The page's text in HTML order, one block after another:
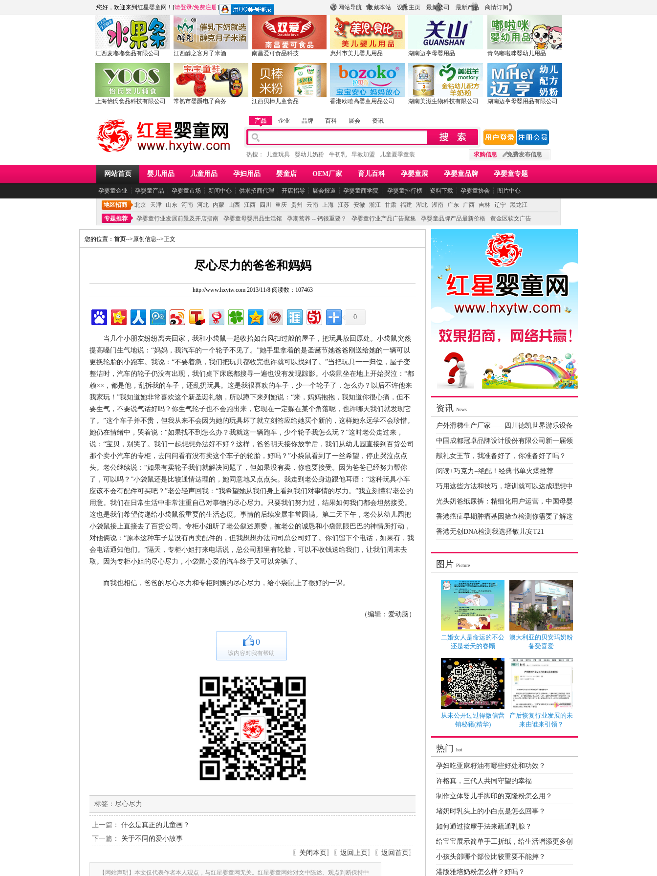
网站导航 收藏本站 设为主页 最新公司 最新产品 商情订阅
您好，欢迎来到 红星婴童网 ！[请登录/免费注册]
江西麦嘟嘟食品有限公司 江西醇之客月子米酒 南昌爱可食品科技 惠州市美儿婴儿用品 湖南迈亨母婴用品 青岛嘟啦咪婴幼儿用品
上海怡氏食品科技有限公司 常熟市婴爵电子商务 江西贝棒儿童食品 香港欧嘻高婴童用品公司 湖南美滋生物科技有限公司 湖南迈亨母婴用品有限公司
产品 企业 品牌 百科 展会 资讯
求购信息 免费发布信息
热搜： 儿童玩具 婴幼儿奶粉 牛初乳 早教加盟 儿童夏季童装
网站首页 婴儿用品 儿童用品 孕妇用品 婴童店 OEM厂家 育儿百科 孕婴童展 孕婴童品牌 孕婴童专题
孕婴童企业 ┆ 孕婴童产品 ┆ 孕婴童市场 ┆ 新闻中心 ┆ 供求招商代理 ┆ 开店指导 ┆ 展会报道 ┆ 孕婴童商学院 ┆ 孕婴童排行榜 ┆ 资料下载 ┆ 孕婴童协会 ┆ 图片中心
地区招商 北京 天津 山东 河南 河北 内蒙 山西 江西 四川 重庆 贵州 云南 上海 江苏 安徽 浙江 甘肃 福建 湖北 湖南 广东 广西 吉林 辽宁 黑龙江
专题推荐
孕婴童行业发展前景及开店指南 孕婴童母婴用品生活馆 孕期营养 -- 钙很重要？ 孕婴童行业产品广告聚集 孕婴童品牌产品最新价格 黄金区软文广告
您的位置： 首页-->原创信息-->正文
尽心尽力的爸爸和妈妈
http://www.hxytw.com 2013/11/8 阅读数：107463
0
当几个小朋友纷纷离去回家，我和小袋鼠一起收拾如台风扫过般的屋子，把玩具放回原处。小袋鼠突然
提高嗓门生气地说：“妈妈，我汽车的一个轮子不见了。”她手里拿着的是圣诞节她爸爸刚送给她的一辆可以
更换轮胎的小跑车。我说：“不要着急，我们把玩具都收完也许就可以找到了。”当把玩具一一归位，屋子变
整洁时，汽车的轮子仍没有出现，我们桌下床底都搜寻一遍也没有发现踪影。小袋鼠坐在地上开始哭泣：“都
赖××，都是他，乱拆我的车子，还乱扔玩具。这是我很喜欢的车子，少一个轮子了，怎么办？以后不许他来
我家玩！”我知道她非常喜欢这个新圣诞礼物，所以蹲下来列她说：“来，妈妈抱抱，我知道你很心痛，但不
要生气，不要说气话好吗？你生气轮子也不会跑出来，它现在一定躲在某个角落呢，也许哪天我们就发现它
了。”这个车子并不贵，但我从来不会因为她的玩具坏了就立刻答应给她买个新的，这样她永远学不会珍惜。
她仍在情绪中，哭着说：“如果找不到怎么办？我就这一辆跑车，少个轮子我怎么玩？”这时老公走过来，
说：“宝贝，别哭了。我们一起想想办法好不好？这样，爸爸明天接你放学后，我们从幼儿园直接到百货公司
那个卖小汽车的专柜，去问问看有没有卖这个车子的轮胎，好吗？”小袋鼠看到了一丝希望，停止哭泣点点
头。老公继续说：“如果有卖轮子我们就解决问题了，但如果没有卖，你也要接受。因为爸爸已经努力帮你
了，可以吗？”小袋鼠还是比较通情达理的，她同意地又点点头。我走到老公身边跟他耳语：“这种玩具小车
应该不会有配件可买吧？”老公轻声回我：“我希望她从我们身上看到我们对事情的尽力。”我立刻懂得老公的
用意。我们在日常生活中非常注重自己对事物的尽心尽力。只要我们努力过，结果如何我们都会坦然接受。
这也是我们希望传递给小袋鼠很重要的生活态度。事情的后续发展非常圆满。第二天下午，老公从幼儿园把
小袋鼠接上直接去了百货公司。专柜小姐听了老公叙述原委，被老公的诚恳和小袋鼠眼巴巴的神情所打动，
对他俩说：“原本这种车子是没有再卖配件的，但我想想办法问司总公司好了。你们留下个电话，如果有，我
会电话通知他们。”隔天，专柜小姐打来电话说，总公司那里有轮胎，可以不收钱送给我们，让我们周末去
取。因为专柜小姐的尽心尽力，小袋鼠心爱的汽车终于又可以奔驰了。
而我也相信，爸爸的尽心尽力和专柜阿姨的尽心尽力，给小袋鼠上了很好的一课。
（编辑：爱动脑）
0
该内容对我有帮助
标签： 尽心尽力
上一篇： 什么是真正的儿童画？
下一篇： 关于不同的爱小故事
〖 关闭本页〗〖 返回上页〗〖 返回首页〗
【网站声明】本文仅代表作者本人观点，与红星婴童网无关。红星婴童网站对文中陈述、观点判断保持中
资讯 News
户外滑梯生产厂家——四川德凯世界游乐设备
中国成都冠卓品牌设计股份有限公司新一届领
献礼女王节，我准备好了，你准备好了吗？
阅读+巧克力=绝配！经典书单火爆推荐
巧用这些方法和技巧，培训就可以达成理想中
光头奶爸纸尿裤：精细化用户运营，中国母婴
香港癌症早期肿瘤基因筛查检测你需要了解这
香港无创DNA检测我选择敏儿安T21
图片 Picture
二婚女人是命运的不公
还是老天的眷顾
澳大利亚的贝安玛奶粉
备受喜爱
从未公开过过得微信营
销秘籍(精华)
产后恢复行业发展的未
来由谁来引领？
热门 hot
孕妇吃亚麻籽油有哪些好处和功效？
许榕真，三代人共同守望的幸福
制作立体婴儿手脚印的克隆粉怎么用？
堵奶时乳头上的小白点是怎么回事？
如何通过按摩手法来疏通乳腺？
给宝宝展示简单手工折纸，给生活增添更多创
小孩头部哪个部位比较重要不能摔？
港版雅培奶粉怎么样？好吗？